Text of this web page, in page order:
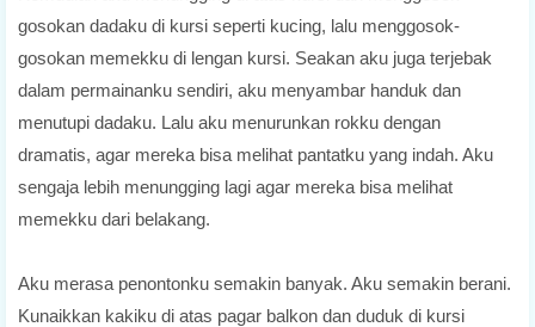
gosokan dadaku di kursi seperti kucing, lalu menggosok-
gosokan memekku di lengan kursi. Seakan aku juga terjebak
dalam permainanku sendiri, aku menyambar handuk dan
menutupi dadaku. Lalu aku menurunkan rokku dengan
dramatis, agar mereka bisa melihat pantatku yang indah. Aku
sengaja lebih menungging lagi agar mereka bisa melihat
memekku dari belakang.
Aku merasa penontonku semakin banyak. Aku semakin berani.
Kunaikkan kakiku di atas pagar balkon dan duduk di kursi